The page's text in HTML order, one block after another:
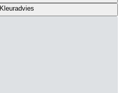
Kleuradvies